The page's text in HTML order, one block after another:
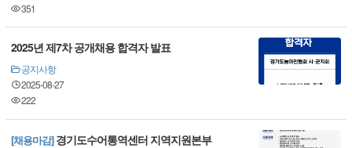
351
2025년 제7차 공개채용 합격자 발표
공지사항
2025-08-27
222
[채용마감] 경기도수어통역센터 지역지원본부